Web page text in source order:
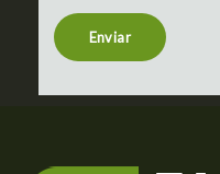
t
r
Enviar